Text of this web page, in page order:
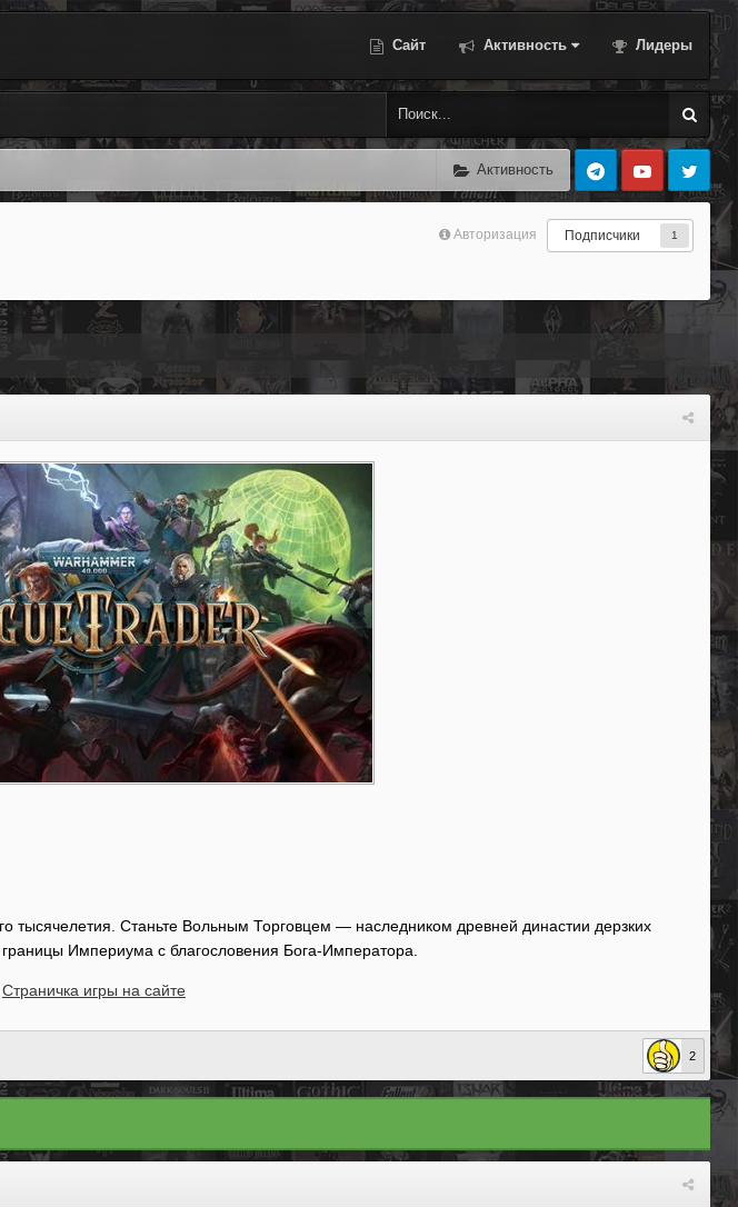
Сайт Активность Лидеры
Активность
Авторизация Подписчики 1
тысячелетия. Станьте Вольным Торговцем — наследником древней династии дерзких
Империума с благословения Бога-Императора.
Страничка игры на сайте
2